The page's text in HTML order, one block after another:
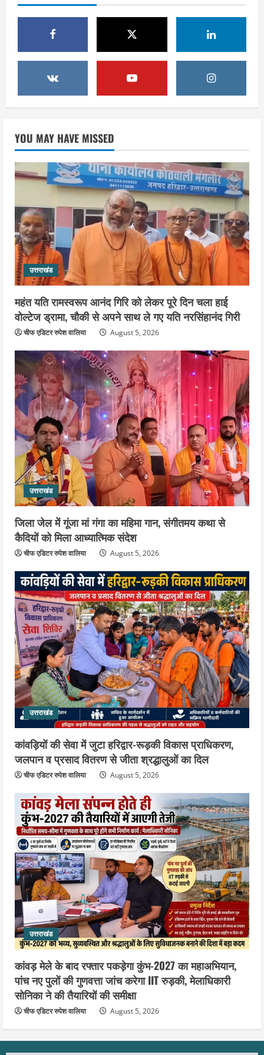
1
साथ ले गए यति नरसिंहानंद गिरी
2
जिला जेल में गूंजा मां गंगा का महिमा गान,
August 5, 2026
3
कांवड़ियों की सेवा में जुटा हरिद्वार-रूड़की
विकास प्राधिकरण, जलपान व प्रसाद वितरण
से जीता श्रद्धालुओं का दिल
August 5, 2026
4
उत्तराखंड
कांवड़ मेले के बाद रफ्तार पकड़ेगा कुंभ-2027 का
महाअभियान, पांच नए पुलों की गुणवत्ता जांच
करेगा IIT रुड़की, मेलाधिकारी सोनिका ने की
तैयारियों की समीक्षा
August 5, 2026
5
उत्तराखंड
जिला कारागार में गंगा कथा का आयोजन, तीसरे
दिन कथाव्यास ने कराया भीष्म जन्म से जुड़े
विभिन्न प्रसंगों का श्रवण
August 4, 2026
YOU MAY HAVE MISSED
उत्तराखंड
महंत यति रामस्वरूप आनंद गिरि को लेकर पूरे दिन चला हाई
वोल्टेज ड्रामा, चौकी से अपने साथ ले गए यति नरसिंहानंद गिरी
चीफ एडिटर रुपेश वालिया August 5, 2026
उत्तराखंड
जिला जेल में गूंजा मां गंगा का महिमा गान, संगीतमय कथा से
कैदियों को मिला आध्यात्मिक संदेश
चीफ एडिटर रुपेश वालिया August 5, 2026
उत्तराखंड
कांवड़ियों की सेवा में जुटा हरिद्वार-रूड़की विकास प्राधिकरण,
जलपान व प्रसाद वितरण से जीता श्रद्धालुओं का दिल
चीफ एडिटर रुपेश वालिया August 5, 2026
उत्तराखंड
कांवड़ मेले के बाद रफ्तार पकड़ेगा कुंभ-2027 का महाअभियान,
पांच नए पुलों की गुणवत्ता जांच करेगा IIT रुड़की, मेलाधिकारी
सोनिका ने की तैयारियों की समीक्षा
चीफ एडिटर रुपेश वालिया August 5, 2026